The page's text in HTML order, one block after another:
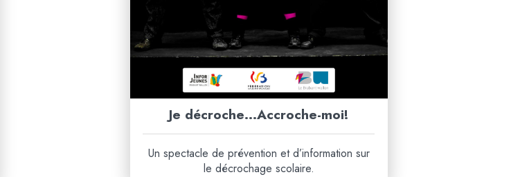
Je décroche…Accroche-moi!
Un spectacle de prévention et d’information sur
le décrochage scolaire.